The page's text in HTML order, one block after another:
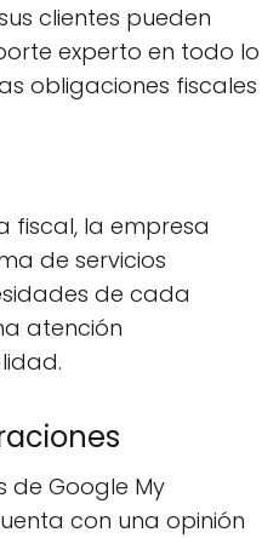
clientes pueden
experto en todo lo
obligaciones fiscales
fiscal, la empresa
de servicios
de cada
atención
de Google My
con una opinión